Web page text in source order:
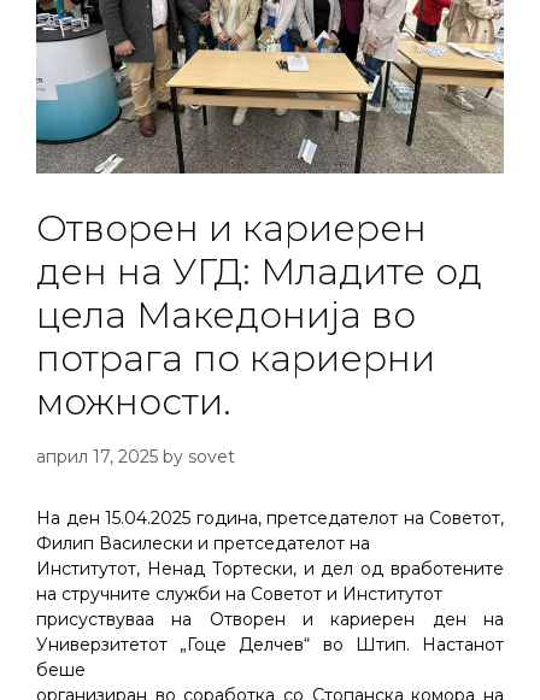
Отворен и кариерен
ден на УГД: Младите од
цела Македонија во
потрага по кариерни
можности.
април 17, 2025 by sovet
На ден 15.04.2025 година, претседателот на Советот,
Филип Василески и претседателот на
Институтот, Ненад Тортески, и дел од вработените
на стручните служби на Советот и Институтот
присуствуваа на Отворен и кариерен ден на
Универзитетот „Гоце Делчев“ во Штип. Настанот
беше
организиран во соработка со Стопанска комора на